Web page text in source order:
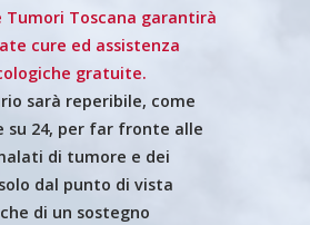
Tumori Toscana garantirà
cure ed assistenza
gratuite.
sarà reperibile, come
su 24, per far fronte alle
di tumore e dei
dal punto di vista
di un sostegno